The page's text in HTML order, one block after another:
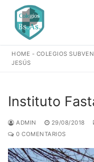
contenido
HOME - COLEGIOS
JESÚS
Instituto
ADMIN 29/08/2018
0 COMENTARIOS